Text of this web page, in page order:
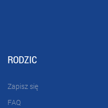
RODZIC
Zapisz się
FAQ